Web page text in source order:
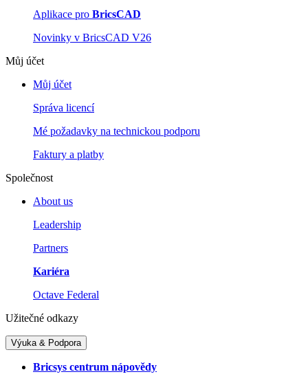
Aplikace pro BricsCAD
Novinky v BricsCAD V26
Můj účet
Můj účet
Správa licencí
Mé požadavky na technickou podporu
Faktury a platby
Společnost
About us
Leadership
Partners
Kariéra
Octave Federal
Užitečné odkazy
Výuka & Podpora
Bricsys centrum nápovědy